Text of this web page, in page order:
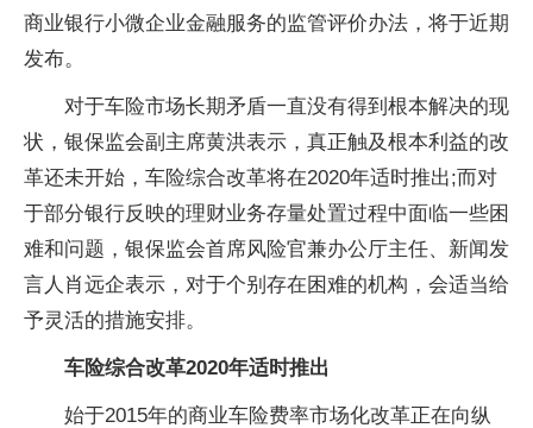
商业银行小微企业金融服务的监管评价办法，将于近期
发布。
对于车险市场长期矛盾一直没有得到根本解决的现
状，银保监会副主席黄洪表示，真正触及根本利益的改
革还未开始，车险综合改革将在2020年适时推出;而对
于部分银行反映的理财业务存量处置过程中面临一些困
难和问题，银保监会首席风险官兼办公厅主任、新闻发
言人肖远企表示，对于个别存在困难的机构，会适当给
予灵活的措施安排。
车险综合改革2020年适时推出
始于2015年的商业车险费率市场化改革正在向纵